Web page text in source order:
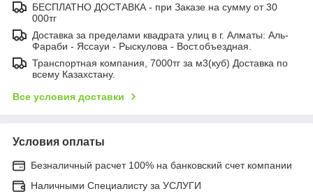
БЕСПЛАТНО ДОСТАВКА - при Заказе на сумму от 30
000тг
Доставка за пределами квадрата улиц в г. Алматы: Аль-
Фараби - Яссауи - Рыскулова - Вост.объездная.
Транспортная компания, 7000тг за м3(куб) Доставка по
всему Казахстану.
Все условия доставки
Условия оплаты
Безналичный расчет 100% на банковский счет компании
Наличными Специалисту за УСЛУГИ